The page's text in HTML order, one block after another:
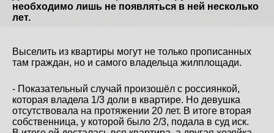
необходимо лишь не появляться в ней несколько
лет.
Выселить из квартиры могут не только прописанных
там граждан, но и самого владельца жилплощади.
- Показательный случай произошёл с россиянкой,
которая владела 1/3 доли в квартире. Но девушка
отсутствовала на протяжении 20 лет. В итоге вторая
собственница, у которой было 2/3, подала в суд иск.